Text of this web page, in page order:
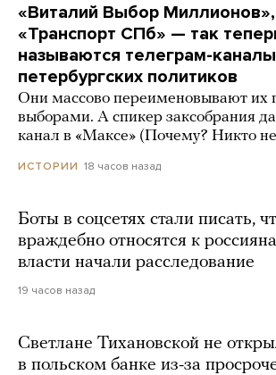
«Виталий Выбор
«Транспорт СПб» — так
называются телеграм-каналы
петербургских политиков
Они массово переименовывают их
выборами. А спикер заксобрания
канал в «Максе» (Почему? Никто
ИСТОРИИ 18 часов назад
Боты в соцсетях стали писать,
враждебно относятся к
власти начали расследование
19 часов назад
Светлане Тихановской не
в польском банке из-за